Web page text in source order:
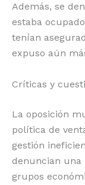
Además, se
estaba
tenían
expuso aún
Críticas y
La oposición
política de
gestión
denuncian una
grupos